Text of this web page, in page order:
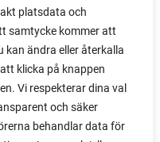
platsdata och
samtycke kommer att
kan ändra eller återkalla
klicka på knappen
Vi respekterar dina val
och säker
behandlar data för